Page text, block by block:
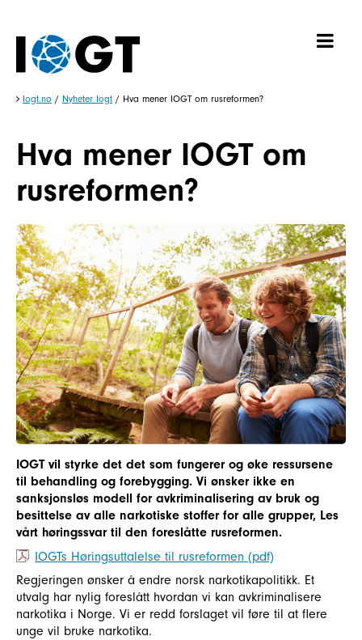
Iogt.no / Nyheter Iogt / Hva mener IOGT om rusreformen?
Hva mener IOGT om
rusreformen?
IOGT vil styrke det det som fungerer og øke ressursene
til behandling og forebygging. Vi ønsker ikke en
sanksjonsløs modell for avkriminalisering av bruk og
besittelse av alle narkotiske stoffer for alle grupper, Les
vårt høringssvar til den foreslåtte rusreformen.
IOGTs Høringsuttalelse til rusreformen (pdf)
Regjeringen ønsker å endre norsk narkotikapolitikk. Et
utvalg har nylig foreslått hvordan vi kan avkriminalisere
narkotika i Norge. Vi er redd forslaget vil føre til at flere
unge vil bruke narkotika.